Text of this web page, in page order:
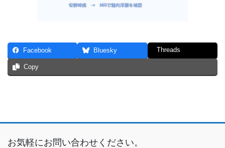
Facebook Bluesky Threads
Copy
お気軽にお問い合わせください。